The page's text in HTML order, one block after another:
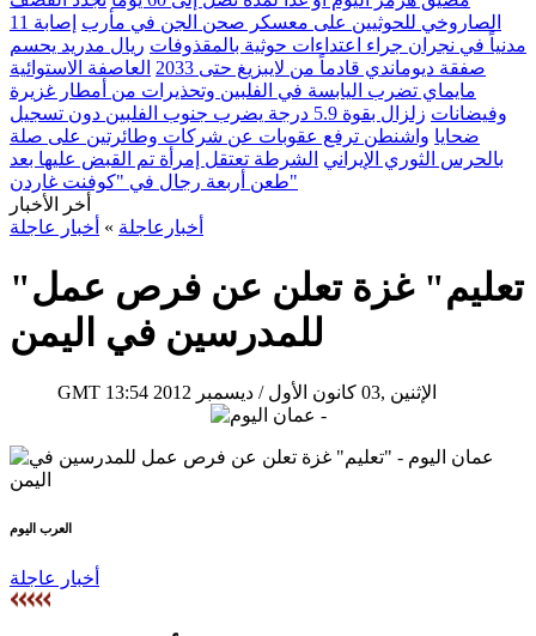
الصاروخي للحوثيين على معسكر صحن الجن في مأرب
إصابة 11
مدنياً في نجران جراء اعتداءات حوثية بالمقذوفات ريال مدريد يحسم
صفقة ديوماندي قادماً من لايبزيغ حتى 2033
العاصفة الاستوائية
مايماي تضرب اليابسة في الفلبين وتحذيرات من أمطار غزيرة
وفيضانات
زلزال بقوة 5.9 درجة يضرب جنوب الفلبين دون تسجيل
ضحايا واشنطن ترفع عقوبات عن شركات وطائرتين على صلة
بالحرس الثوري الإيراني الشرطة تعتقل إمرأة تم القبض عليها بعد
طعن أربعة رجال في "كوفنت غاردن"
أخر الأخبار
أخبارعاجلة » أخبار عاجلة
"تعليم" غزة تعلن عن فرص عمل
للمدرسين في اليمن
GMT 13:54 2012 الإثنين ,03 كانون الأول / ديسمبر
العرب اليوم
أخبار عاجلة